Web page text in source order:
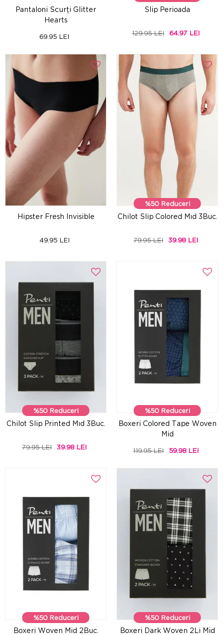
Pantaloni Scurți Glitter
Hearts
69.95 LEI
Slip Perioada
129.95 LEI 64.97 LEI
Hipster Fresh Invisible
49.95 LEI
%50 Reduceri
Chilot Slip Colored Mıd 3Buc.
79.95 LEI 39.98 LEI
%50 Reduceri
Chilot Slip Printed Mıd 3Buc.
79.95 LEI 39.98 LEI
%50 Reduceri
Boxeri Colored Tape Woven
Mid
119.95 LEI 59.98 LEI
%50 Reduceri
Boxeri Woven Mid 2Buc.
%50 Reduceri
Boxeri Dark Woven 2Li Mid